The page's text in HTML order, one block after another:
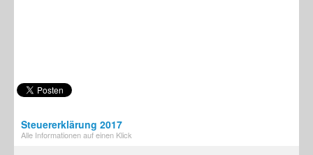
Steuererklärung 2017
Alle Informationen auf einen Klick